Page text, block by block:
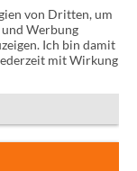
von Dritten, um
Werbung
Ich bin damit
mit Wirkung